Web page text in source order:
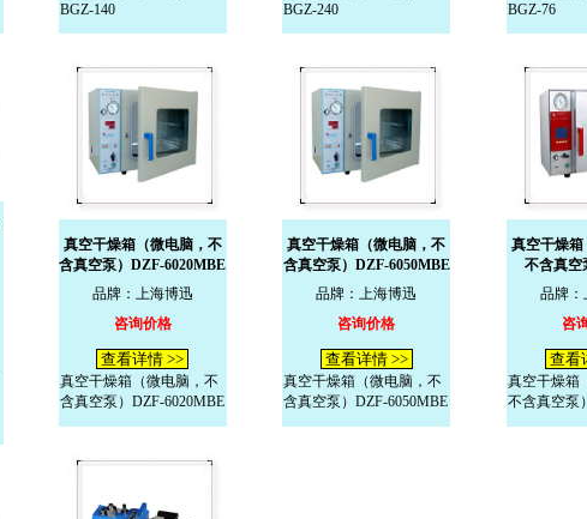
BGZ-140
BGZ-240
BGZ-76
真空干燥箱（微电脑，不
含真空泵）DZF-6020MBE
品牌：上海博迅
咨询价格
查看详情 >>
真空干燥箱（微电脑，不
含真空泵）DZF-6020MBE
真空干燥箱（微电脑，不
含真空泵）DZF-6050MBE
品牌：上海博迅
咨询价格
查看详情 >>
真空干燥箱（微电脑，不
含真空泵）DZF-6050MBE
真空干燥箱
不含真空
品牌：
咨
查看
真空干燥箱
不含真空泵